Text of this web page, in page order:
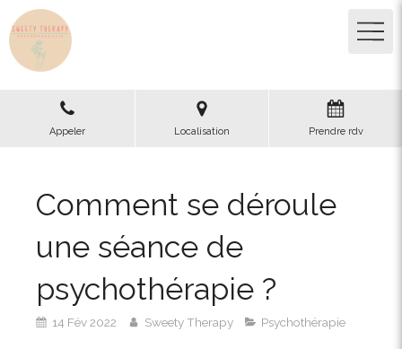
Appeler Localisation Prendre rdv
Comment se déroule
une séance de
psychothérapie ?
14 Fév 2022 Sweety Therapy Psychothérapie